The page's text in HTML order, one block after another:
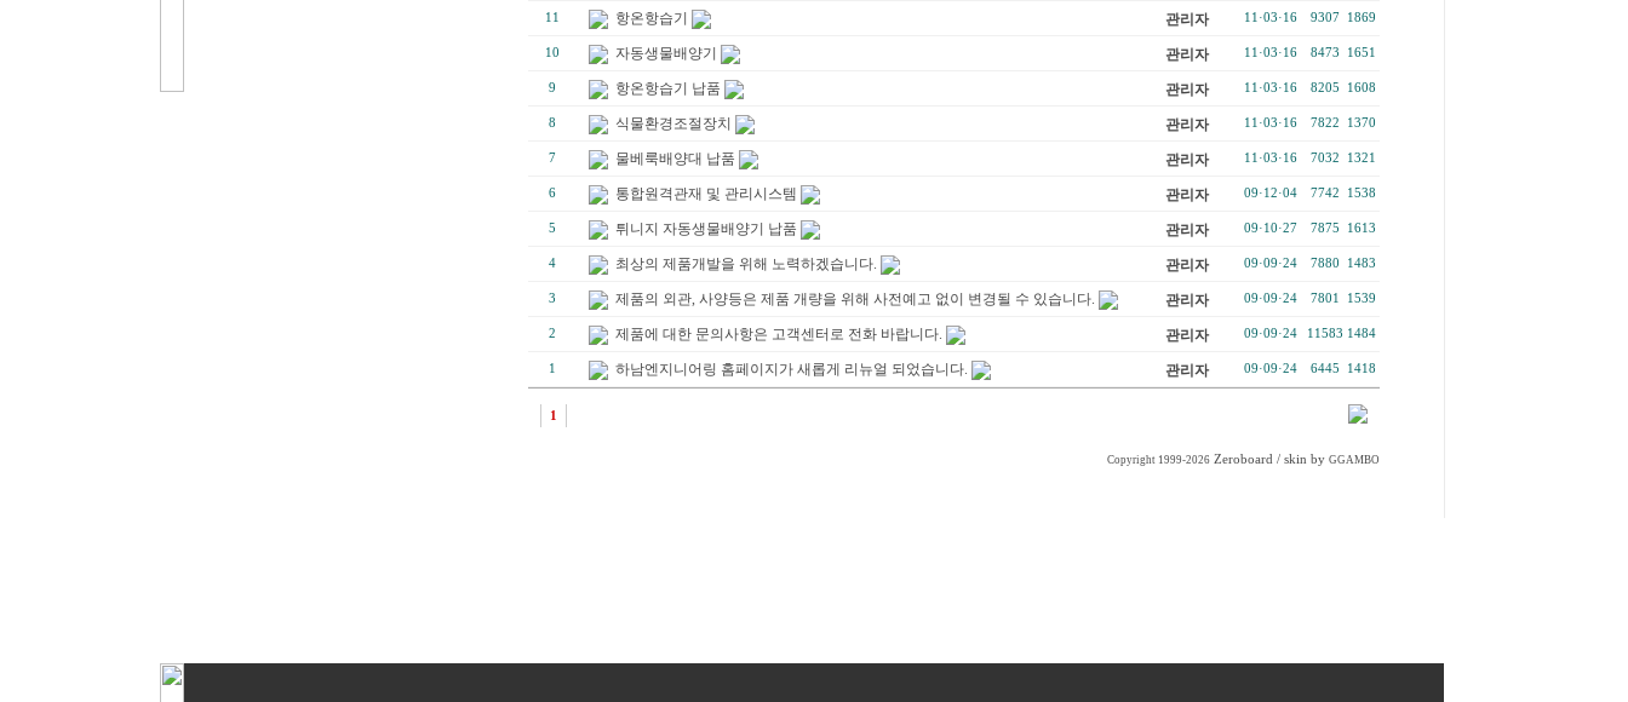
11 항온항습기 관리자 11·03·16 9307 1869
10 자동생물배양기 관리자 11·03·16 8473 1651
9 항온항습기 납품 관리자 11·03·16 8205 1608
8 식물환경조절장치 관리자 11·03·16 7822 1370
7 물베룩배양대 납품 관리자 11·03·16 7032 1321
6 통합원격관재 및 관리시스템 관리자 09·12·04 7742 1538
5 튀니지 자동생물배양기 납품 관리자 09·10·27 7875 1613
4 최상의 제품개발을 위해 노력하겠습니다. 관리자 09·09·24 7880 1483
3 제품의 외관, 사양등은 제품 개량을 위해 사전예고 없이 변경될 수 있습니다. 관리자 09·09·24 7801 1539
2 제품에 대한 문의사항은 고객센터로 전화 바랍니다. 관리자 09·09·24 11583 1484
1 하남엔지니어링 홈페이지가 새롭게 리뉴얼 되었습니다. 관리자 09·09·24 6445 1418
1
Copyright 1999-2026 Zeroboard / skin by GGAMBO